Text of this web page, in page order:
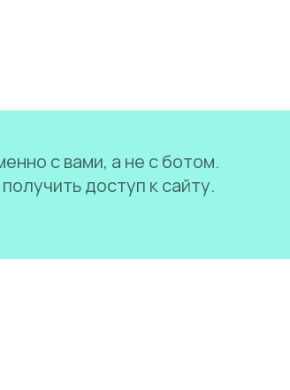
с вами, а не с ботом.
доступ к сайту.